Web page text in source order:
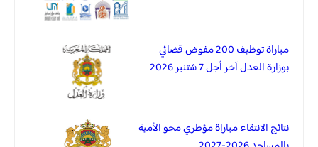
مباراة توظيف 200 مفوض قضائي
بوزارة العدل آخر أجل 7 شتنبر 2026
نتائج الانتقاء مباراة مؤطري محو الأمية